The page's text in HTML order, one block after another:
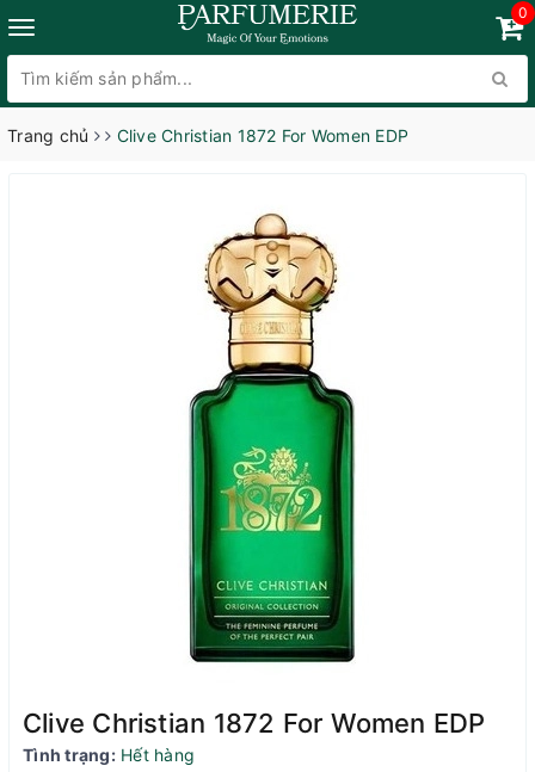
0
Trang chủ Clive Christian 1872 For Women EDP
Clive Christian 1872 For Women EDP
Tình trạng: Hết hàng